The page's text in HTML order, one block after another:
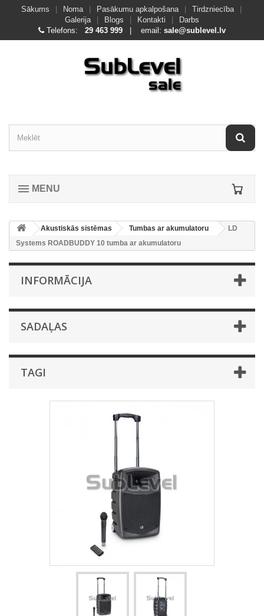
Sākums Noma Pasākumu apkalpošana Tirdzniecība
Galerija
Blogs Kontakti
Darbs
Telefons:
29 463 999 | email: sale@sublevel.lv
MENU
Akustiskās sistēmas Tumbas ar akumulatoru
LD
Systems ROADBUDDY 10 tumba ar akumulatoru
INFORMĀCIJA
SADAĻAS
TAGI